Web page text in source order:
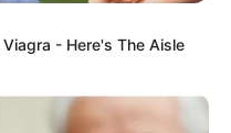
cropped bem
grandes
- Here's The Aisle